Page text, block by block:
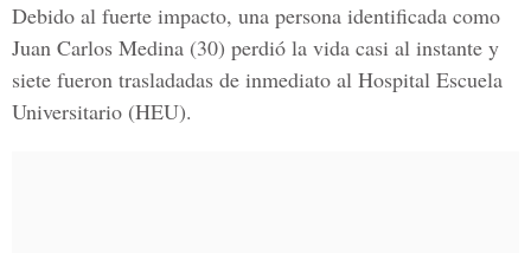
Debido al fuerte impacto, una persona identificada como
Juan Carlos Medina (30) perdió la vida casi al instante y
siete fueron trasladadas de inmediato al Hospital Escuela
Universitario (HEU).